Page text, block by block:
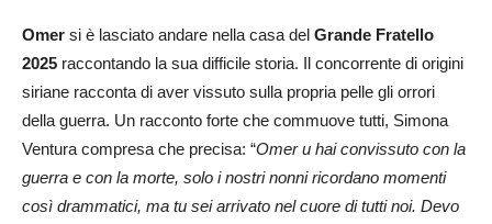
Omer si è lasciato andare nella casa del Grande Fratello
2025 raccontando la sua difficile storia. Il concorrente di origini
siriane racconta di aver vissuto sulla propria pelle gli orrori
della guerra. Un racconto forte che commuove tutti, Simona
Ventura compresa che precisa: “Omer u hai convissuto con la
guerra e con la morte, solo i nostri nonni ricordano momenti
così drammatici, ma tu sei arrivato nel cuore di tutti noi. Devo